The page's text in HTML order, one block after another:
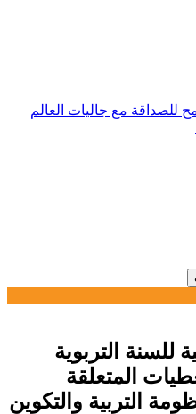
للصداقة مع جاليات العالم
للسنة التربوية
المعطيات المتعلقة
التربية والتكوين